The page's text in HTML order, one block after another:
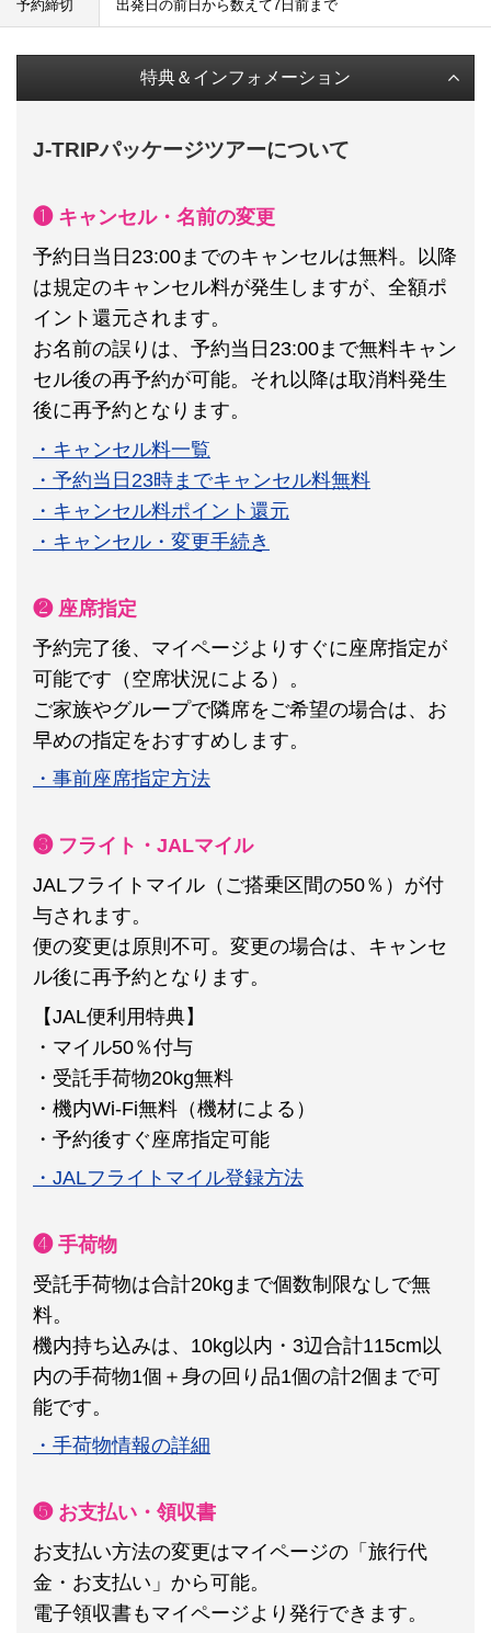
予約締切 出発日の前日から数えて7日前まで
特典＆インフォメーション
J-TRIPパッケージツアーについて
❶ キャンセル・名前の変更
予約日当日23:00までのキャンセルは無料。以降
は規定のキャンセル料が発生しますが、全額ポ
イント還元されます。
お名前の誤りは、予約当日23:00まで無料キャン
セル後の再予約が可能。それ以降は取消料発生
後に再予約となります。
・キャンセル料一覧
・予約当日23時までキャンセル料無料
・キャンセル料ポイント還元
・キャンセル・変更手続き
❷ 座席指定
予約完了後、マイページよりすぐに座席指定が
可能です（空席状況による）。
ご家族やグループで隣席をご希望の場合は、お
早めの指定をおすすめします。
・事前座席指定方法
❸ フライト・JALマイル
JALフライトマイル（ご搭乗区間の50％）が付
与されます。
便の変更は原則不可。 変更の場合は、キャンセ
ル後に再予約となります。
【JAL便利用特典】
・マイル50％付与
・受託手荷物20kg無料
・機内Wi-Fi無料（機材による）
・予約後すぐ座席指定可能
・JALフライトマイル登録方法
❹ 手荷物
受託手荷物は合計20kgまで個数制限なしで無
料。
機内持ち込みは、10kg以内・3辺合計115cm以
内の手荷物1個＋身の回り品1個の計2個まで可
能です。
・手荷物情報の詳細
❺ お支払い・領収書
お支払い方法の変更はマイページの「旅行代
金・お支払い」から可能。
電子領収書もマイページより発行できます。